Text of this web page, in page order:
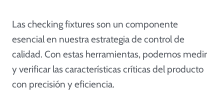
Las checking fixtures son un componente
esencial en nuestra estrategia de control de
calidad. Con estas herramientas, podemos medir
y verificar las características críticas del producto
con precisión y eficiencia.